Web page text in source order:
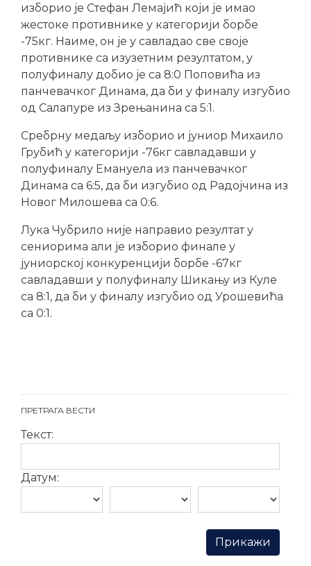
изборио је Стефан Лемајић који је имао
жестоке противнике у категорији борбе
-75кг. Наиме, он је у савладао све своје
противнике са изузетним резултатом, у
полуфиналу добио је са 8:0 Поповића из
панчевачког Динама, да би у финалу изгубио
од Салапуре из Зрењанина са 5:1.
Сребрну медаљу изборио и јуниор Михаило
Грубић у категорији -76кг савладавши у
полуфиналу Емануела из панчевачког
Динама са 6:5, да би изгубио од Радојчина из
Новог Милошева са 0:6.
Лука Чубрило није направио резултат у
сениорима али је изборио финале у
јуниорској конкуренцији борбе -67кг
савладавши у полуфиналу Шикању из Куле
са 8:1, да би у финалу изгубио од Урошевића
са 0:1.
ПРЕТРАГА ВЕСТИ
Текст:
Датум: